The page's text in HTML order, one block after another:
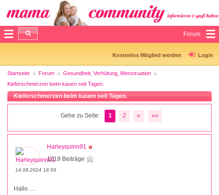
Forum
Kostenlos Mitglied werden Login
Startseite Forum
Gesundheit, Verhütung, Menstruation
Kieferschmerzen beim kauen seit Tagen.
Kieferschmerzen beim kauen seit Tagen.
Gehe zu Seite: 1 2 » »»
Harleyquinn91
1219 Beiträge
14.08.2024 18:59
Hallo ....